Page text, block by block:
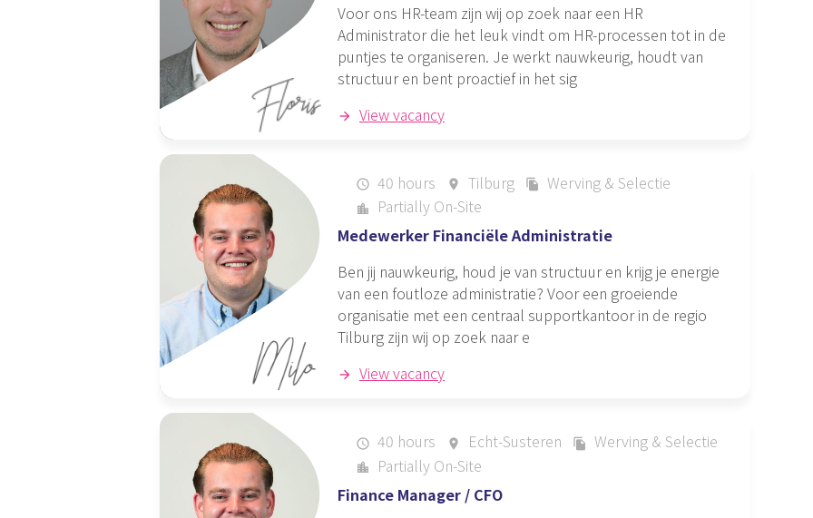
Voor ons HR-team zijn wij op zoek naar een HR
Administrator die het leuk vindt om HR-processen tot in de
puntjes te organiseren. Je werkt nauwkeurig, houdt van
structuur en bent proactief in het sig
View vacancy
schedule 40 hours place Tilburg file_copy Werving & Selectie
location_city
Partially On-Site
Medewerker Financiële Administratie
Ben jij nauwkeurig, houd je van structuur en krijg je energie
van een foutloze administratie? Voor een groeiende
organisatie met een centraal supportkantoor in de regio
Tilburg zijn wij op zoek naar e
View vacancy
schedule 40 hours place Echt-Susteren file_copy Werving & Selectie
location_city
Partially On-Site
Finance Manager / CFO